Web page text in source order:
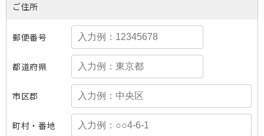
ご住所
郵便番号
都道府県
市区郡
町村・番地